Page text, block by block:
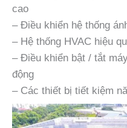
cao
– Điều khiển hệ thống
– Hệ thống HVAC hiệu
– Điều khiển bật / tắt
động
– Các thiết bị tiết kiệm